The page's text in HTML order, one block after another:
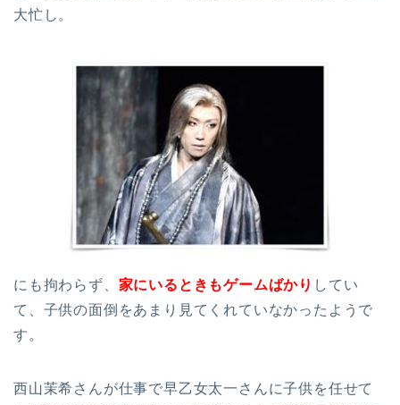
大忙し。
にも拘わらず、 家にいるときもゲームばかり してい
て、子供の面倒をあまり見てくれていなかったようで
す。
西山茉希さんが仕事で早乙女太一さんに子供を任せて